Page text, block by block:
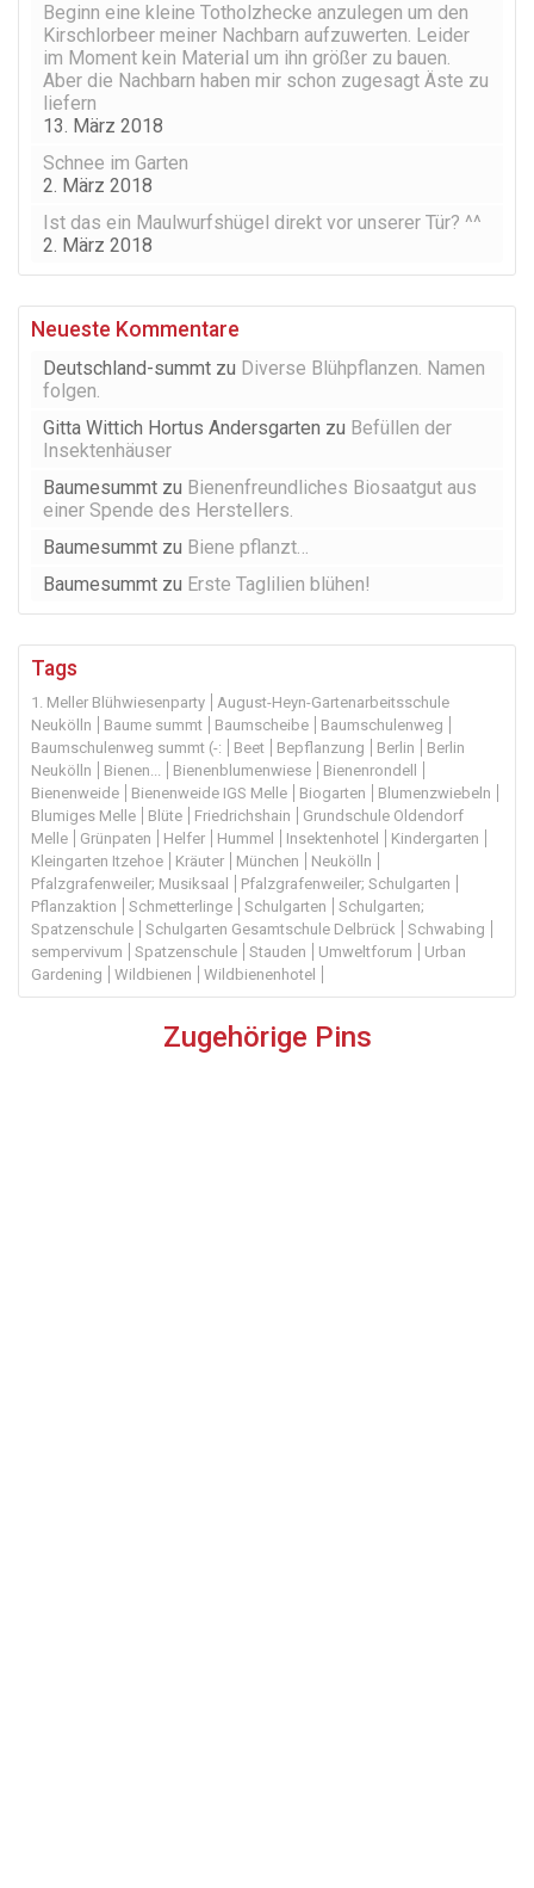
Beginn eine kleine Totholzhecke anzulegen um den
Kirschlorbeer meiner Nachbarn aufzuwerten. Leider
im Moment kein Material um ihn größer zu bauen.
Aber die Nachbarn haben mir schon zugesagt Äste zu
liefern
13. März 2018
Schnee im Garten
2. März 2018
Ist das ein Maulwurfshügel direkt vor unserer Tür? ^^
2. März 2018
Neueste Kommentare
Deutschland-summt zu Diverse Blühpflanzen. Namen
folgen.
Gitta Wittich Hortus Andersgarten zu Befüllen der
Insektenhäuser
Baumesummt zu Bienenfreundliches Biosaatgut aus
einer Spende des Herstellers.
Baumesummt zu Biene pflanzt…
Baumesummt zu Erste Taglilien blühen!
Tags
1. Meller Blühwiesenparty
August-Heyn-Gartenarbeitsschule
Neukölln
Baume summt Baumscheibe
Baumschulenweg
Baumschulenweg summt (-:
Beet Bepflanzung Berlin
Berlin
Neukölln
Bienen... Bienenblumenwiese
Bienenrondell
Bienenweide
Bienenweide IGS Melle Biogarten
Blumenzwiebeln
Blumiges Melle
Blüte Friedrichshain
Grundschule Oldendorf
Melle
Grünpaten Helfer Hummel Insektenhotel
Kindergarten
Kleingarten Itzehoe
Kräuter München
Neukölln
Pfalzgrafenweiler; Musiksaal
Pfalzgrafenweiler; Schulgarten
Pflanzaktion
Schmetterlinge Schulgarten
Schulgarten;
Spatzenschule
Schulgarten Gesamtschule Delbrück
Schwabing
sempervivum
Spatzenschule Stauden Umweltforum
Urban
Gardening
Wildbienen Wildbienenhotel
Zugehörige Pins